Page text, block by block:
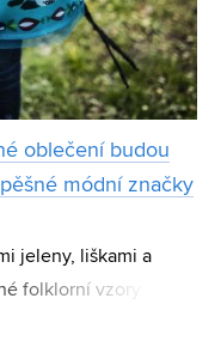
oblečení budou
módní značky
jeleny, liškami a
folklorní vzory